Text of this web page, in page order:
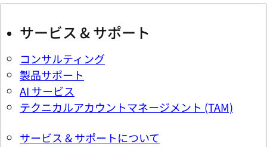
サービス & サポート
コンサルティング
製品サポート
AI サービス
テクニカルアカウントマネージメント (TAM)
サービス & サポートについて